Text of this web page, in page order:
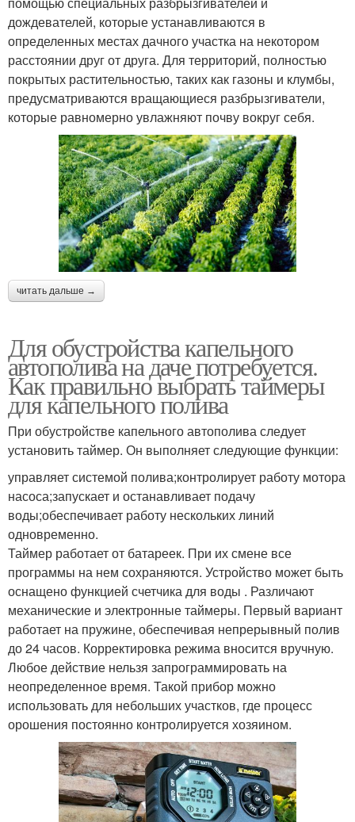
дождевателей, которые устанавливаются в
определенных местах дачного участка на некотором
расстоянии друг от друга. Для территорий, полностью
покрытых растительностью, таких как газоны и клумбы,
предусматриваются вращающиеся разбрызгиватели,
которые равномерно увлажняют почву вокруг себя.
читать дальше →
Для обустройства капельного
автополива на даче потребуется.
Как правильно выбрать таймеры
для капельного полива
При обустройстве капельного автополива следует
установить таймер. Он выполняет следующие функции:
управляет системой полива;контролирует работу мотора
насоса;запускает и останавливает подачу
воды;обеспечивает работу нескольких линий
одновременно.
Таймер работает от батареек. При их смене все
программы на нем сохраняются. Устройство может быть
оснащено функцией счетчика для воды . Различают
механические и электронные таймеры. Первый вариант
работает на пружине, обеспечивая непрерывный полив
до 24 часов. Корректировка режима вносится вручную.
Любое действие нельзя запрограммировать на
неопределенное время. Такой прибор можно
использовать для небольших участков, где процесс
орошения постоянно контролируется хозяином.